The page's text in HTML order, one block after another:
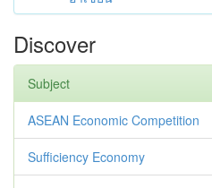
Discover
Subject
ASEAN Economic Competition
Sufficiency Economy